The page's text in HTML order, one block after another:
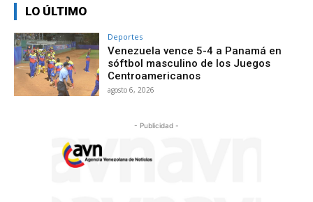
LO ÚLTIMO
Deportes
Venezuela vence 5-4 a Panamá en
sóftbol masculino de los Juegos
Centroamericanos
agosto 6, 2026
- Publicidad -